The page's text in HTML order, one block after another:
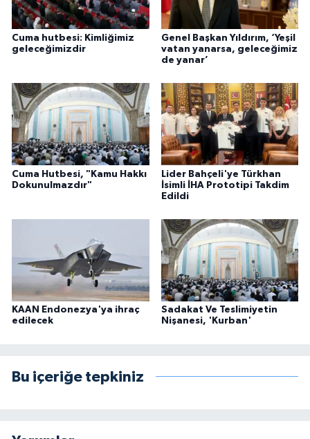
Cuma hutbesi: Kimliğimiz
geleceğimizdir
Genel Başkan Yıldırım, ‘Yeşil
vatan yanarsa, geleceğimiz
de yanar’
Cuma Hutbesi, "Kamu Hakkı
Dokunulmazdır"
Lider Bahçeli'ye Türkhan
İsimli İHA Prototipi Takdim
Edildi
KAAN Endonezya'ya ihraç
edilecek
Sadakat Ve Teslimiyetin
Nişanesi, 'Kurban'
Bu içeriğe tepkiniz